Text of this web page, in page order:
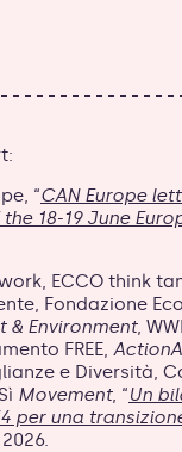
“CAN Europe
18-19 June
ECCO think
Fondazione
& Environment,
FREE,
e Diversità,
Movement, “Un
per una
2026.